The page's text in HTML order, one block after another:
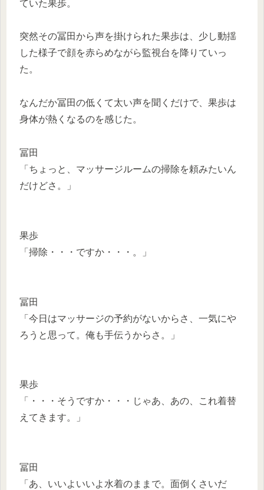
ていた果歩。
突然その冨田から声を掛けられた果歩は、少し動揺
した様子で顔を赤らめながら監視台を降りていっ
た。
なんだか冨田の低くて太い声を聞くだけで、果歩は
身体が熱くなるのを感じた。
冨田
「ちょっと、マッサージルームの掃除を頼みたいん
だけどさ。」
果歩
「掃除・・・ですか・・・。」
冨田
「今日はマッサージの予約がないからさ、一気にや
ろうと思って。俺も手伝うからさ。」
果歩
「・・・そうですか・・・じゃあ、あの、これ着替
えてきます。」
冨田
「あ、いいよいいよ水着のままで。面倒くさいだ